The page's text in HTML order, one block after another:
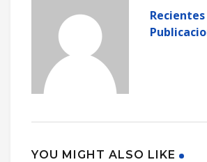
Recientes
YOU MIGHT ALSO LIKE